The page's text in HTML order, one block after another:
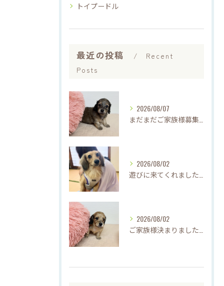
トイプードル
最近の投稿
Recent
Posts
2026/08/07
2026/08/02
2026/08/02